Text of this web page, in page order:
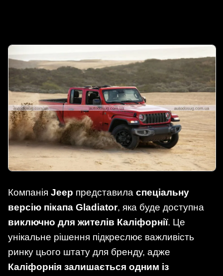
Компанія Jeep представила спеціальну
версію пікапа Gladiator, яка буде доступна
виключно для жителів Каліфорнії. Це
унікальне рішення підкреслює важливість
ринку цього штату для бренду, адже
Каліфорнія залишається одним із